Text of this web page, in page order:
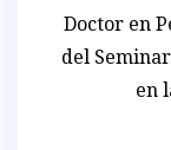
Doctor en
del
en